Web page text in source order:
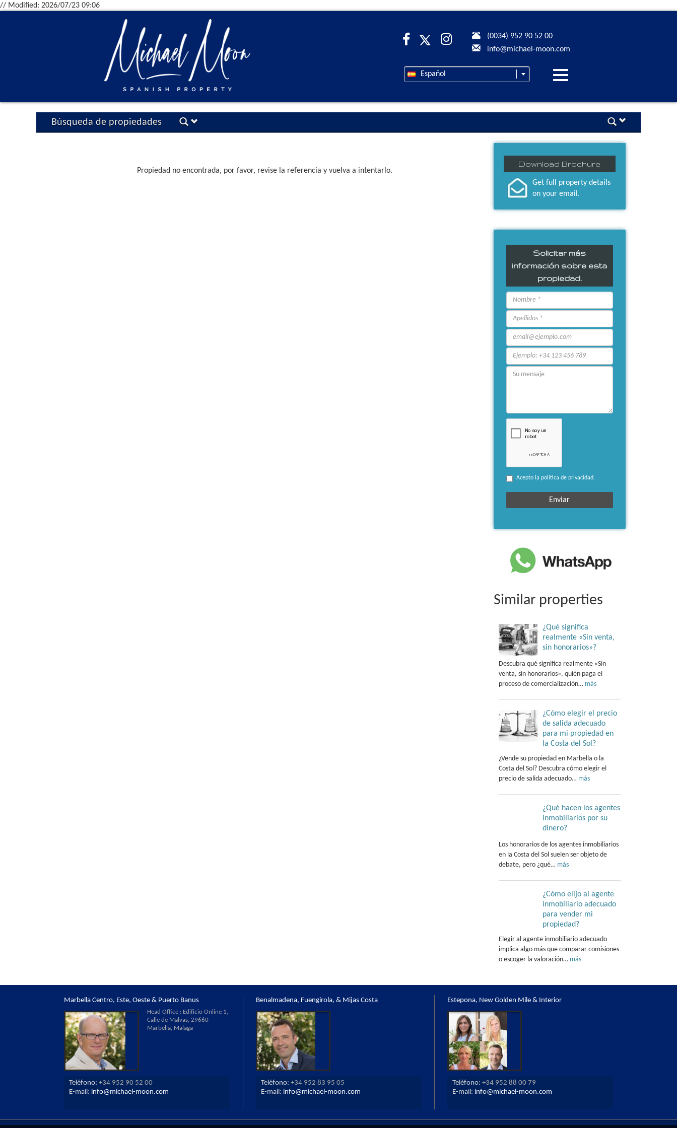
// Modified: 2026/07/23 09:06
(0034) 952 90 52 00
info@michael-moon.com
Español
Desplegar
Búsqueda de propiedades
Propiedad no encontrada, por favor, revise la referencia y vuelva a intentarlo.
Download Brochure
Get full property details
on your email.
Solicitar más
información sobre esta
propiedad.
Acepto la política de privacidad.
Similar properties
¿Qué significa
realmente «Sin venta,
sin honorarios»?
Descubra qué significa realmente «Sin
venta, sin honorarios», quién paga el
proceso de comercialización… más
¿Cómo elegir el precio
de salida adecuado
para mi propiedad en
la Costa del Sol?
¿Vende su propiedad en Marbella o la
Costa del Sol? Descubra cómo elegir el
precio de salida adecuado… más
¿Qué hacen los agentes
inmobiliarios por su
dinero?
Los honorarios de los agentes inmobiliarios
en la Costa del Sol suelen ser objeto de
debate, pero ¿qué… más
¿Cómo elijo al agente
inmobiliario adecuado
para vender mi
propiedad?
Elegir al agente inmobiliario adecuado
implica algo más que comparar comisiones
o escoger la valoración… más
Marbella Centro, Este, Oeste & Puerto Banus
Head Office : Edificio Online 1,
Calle de Malvas, 29660
Marbella, Malaga
Teléfono: +34 952 90 52 00
E-mail: info@michael-moon.com
Benalmadena, Fuengirola, & Mijas Costa
Teléfono: +34 952 83 95 05
E-mail: info@michael-moon.com
Estepona, New Golden Mile & Interior
Teléfono: +34 952 88 00 79
E-mail: info@michael-moon.com